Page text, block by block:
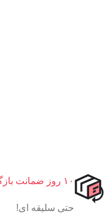
۱۰ روز ضمانت بازگشت
حتی سلیقه ای!